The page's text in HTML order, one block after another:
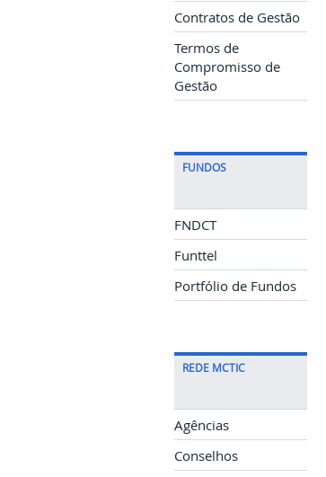
Contratos de Gestão
Termos de
Compromisso de
Gestão
FUNDOS
FNDCT
Funttel
Portfólio de Fundos
REDE MCTIC
Agências
Conselhos